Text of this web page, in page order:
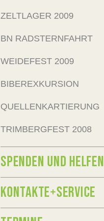
ZELTLAGER 2009
BN RADSTERNFAHRT
WEIDEFEST 2009
BIBEREXKURSION
QUELLENKARTIERUNG
TRIMBERGFEST 2008
SPENDEN UND HELFEN
KONTAKTE+SERVICE